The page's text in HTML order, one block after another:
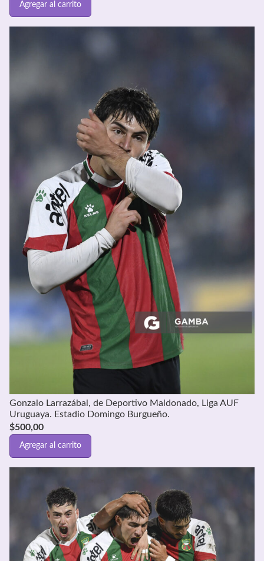
Agregar al carrito
Gonzalo Larrazábal, de Deportivo Maldonado, Liga AUF
Uruguaya. Estadio Domingo Burgueño.
$500,00
Agregar al carrito